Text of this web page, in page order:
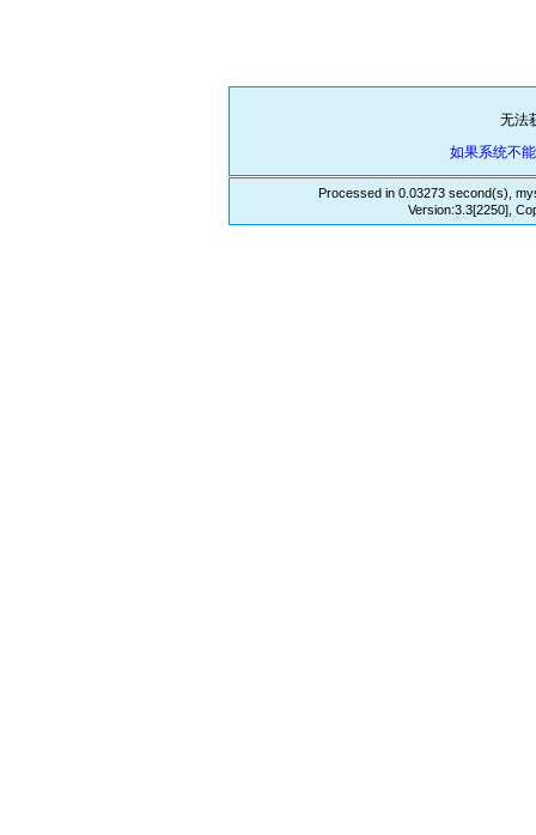
无法
如果系统不
Processed in 0.03273 second(s),
Version:3.3[2250],